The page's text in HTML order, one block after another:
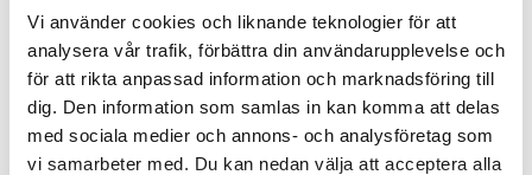
Vi använder cookies och liknande teknologier för att
analysera vår trafik, förbättra din användarupplevelse och
för att rikta anpassad information och marknadsföring till
dig. Den information som samlas in kan komma att delas
med sociala medier och annons- och analysföretag som
vi samarbeter med. Du kan nedan välja att acceptera alla